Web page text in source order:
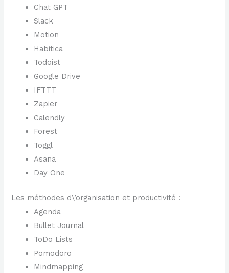
Chat GPT
Slack
Motion
Habitica
Todoist
Google Drive
IFTTT
Zapier
Calendly
Forest
Toggl
Asana
Day One
Les méthodes d\’organisation et productivité :
Agenda
Bullet Journal
ToDo Lists
Pomodoro
Mindmapping